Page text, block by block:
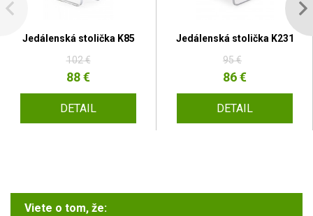
Jedálenská stolička K85
102 €
88 €
DETAIL
Jedálenská stolička K231
95 €
86 €
DETAIL
Viete o tom, že: